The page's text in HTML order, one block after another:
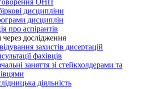
ОНП
дисципліни
дисциплін
про аспірантів
дослідження
захистів дисертацій
фахівців
заняття зі стейкхолдерами та
діяльність